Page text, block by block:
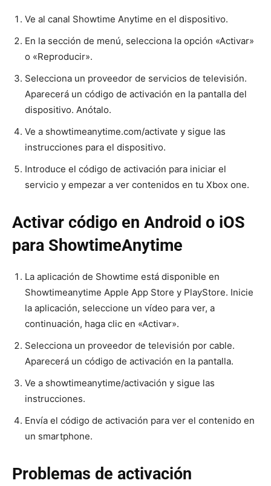
Ve al canal Showtime Anytime en el dispositivo.
En la sección de menú, selecciona la opción «Activar»
o «Reproducir».
Selecciona un proveedor de servicios de televisión.
Aparecerá un código de activación en la pantalla del
dispositivo. Anótalo.
Ve a showtimeanytime.com/activate y sigue las
instrucciones para el dispositivo.
Introduce el código de activación para iniciar el
servicio y empezar a ver contenidos en tu Xbox one.
Activar código en Android o iOS
para ShowtimeAnytime
La aplicación de Showtime está disponible en
Showtimeanytime Apple App Store y PlayStore. Inicie
la aplicación, seleccione un vídeo para ver, a
continuación, haga clic en «Activar».
Selecciona un proveedor de televisión por cable.
Aparecerá un código de activación en la pantalla.
Ve a showtimeanytime/activación y sigue las
instrucciones.
Envía el código de activación para ver el contenido en
un smartphone.
Problemas de activación